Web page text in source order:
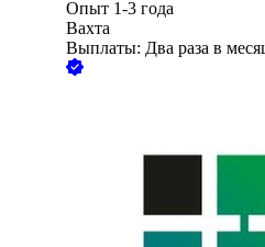
Опыт 1-3 года
Вахта
Выплаты: Два раза в